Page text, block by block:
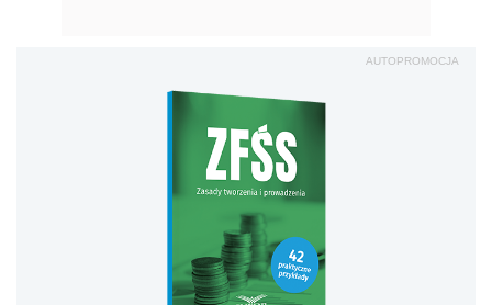
AUTOPROMOCJA